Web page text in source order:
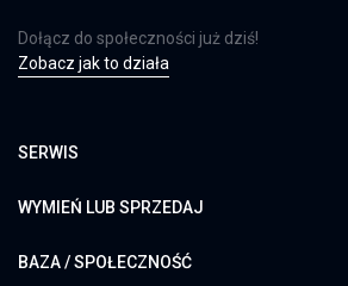
Dołącz do społeczności już dziś!
Zobacz jak to działa
SERWIS
WYMIEŃ LUB SPRZEDAJ
BAZA / SPOŁECZNOŚĆ